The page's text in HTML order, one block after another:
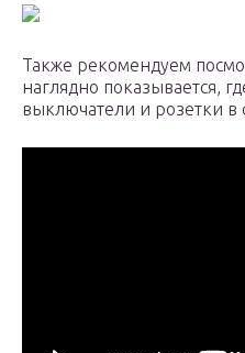
Также рекомендуем
наглядно показывается,
выключатели и розетки в